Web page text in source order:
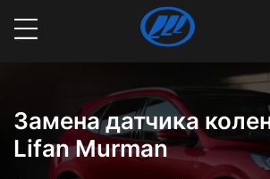
Замена датчика
Lifan Murman